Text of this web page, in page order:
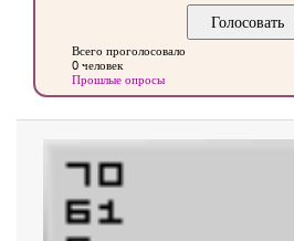
Всего проголосовало
0 человек
Прошлые опросы